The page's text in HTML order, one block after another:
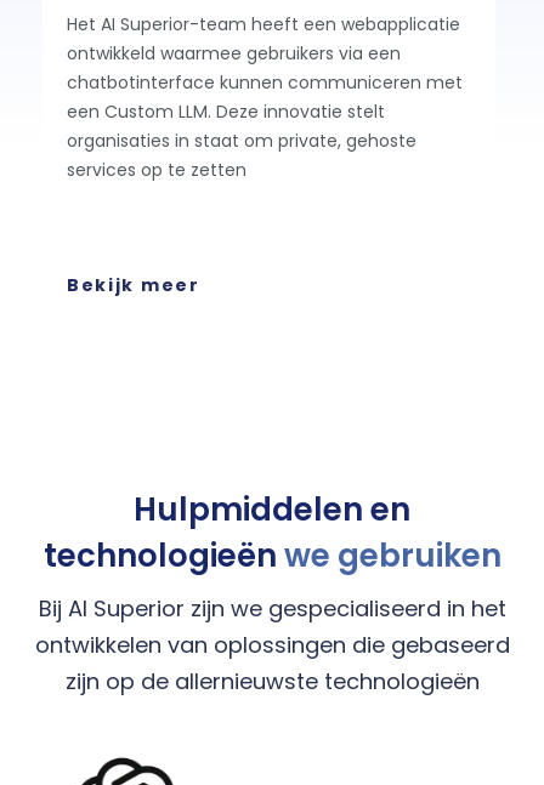
Het AI Superior-team heeft een webapplicatie
ontwikkeld waarmee gebruikers via een
chatbotinterface kunnen communiceren met
een Custom LLM. Deze innovatie stelt
organisaties in staat om private, gehoste
services op te zetten
Bekijk meer
Hulpmiddelen en
technologieënwe gebruiken
Bij AI Superior zijn we gespecialiseerd in het
ontwikkelen van oplossingen die gebaseerd
zijn op de allernieuwste technologieën